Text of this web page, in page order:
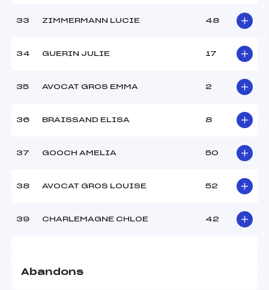
33 ZIMMERMANN LUCIE 48
34 GUERIN JULIE 17
35 AVOCAT GROS EMMA 2
36 BRAISSAND ELISA 8
37 GOOCH AMELIA 50
38 AVOCAT GROS LOUISE 52
39 CHARLEMAGNE CHLOE 42
Abandons